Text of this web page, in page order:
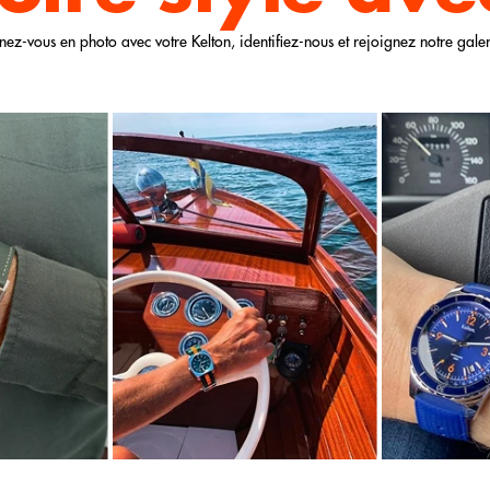
vous en photo avec votre Kelton, identifiez-nous et rejoignez notre